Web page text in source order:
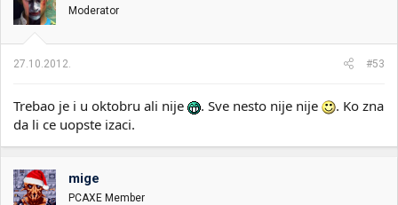
Moderator
27.10.2012. #53
Trebao je i u oktobru ali nije . Sve nesto nije nije
. Ko zna
da li ce uopste izaci.
mige
PCAXE Member